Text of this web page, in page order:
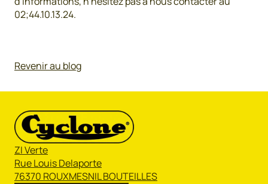
02;44.10.13.24.
Revenir au blog
ZI Verte
Rue Louis Delaporte
76370 ROUXMESNIL BOUTEILLES